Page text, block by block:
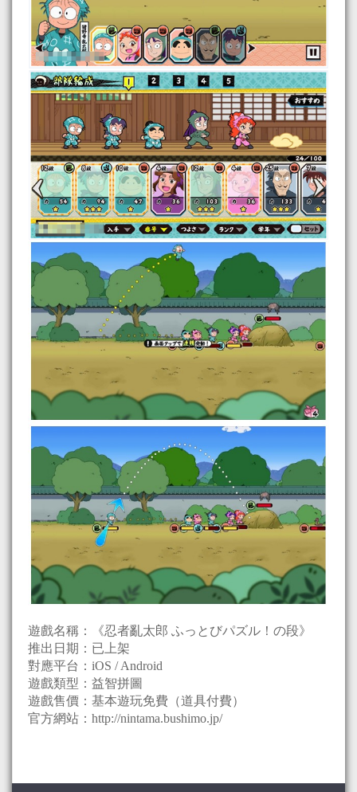
遊戲名稱：《忍者亂太郎 ふっとびパズル！の段》
推出日期：已上架
對應平台：iOS / Android
遊戲類型：益智拼圖
遊戲售價：基本遊玩免費（道具付費）
官方網站：http://nintama.bushimo.jp/